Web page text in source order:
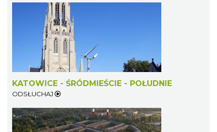
KATOWICE - ŚRÓDMIEŚCIE - POŁUDNIE
ODSŁUCHAJ